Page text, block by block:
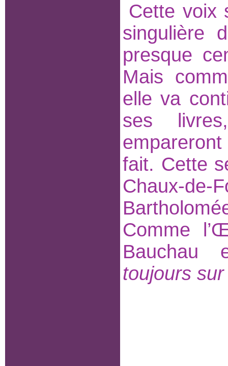
Cette voix
singulière
presque
Mais
elle va
ses
empareront
fait. Cette
Chaux-
Comme
toujours